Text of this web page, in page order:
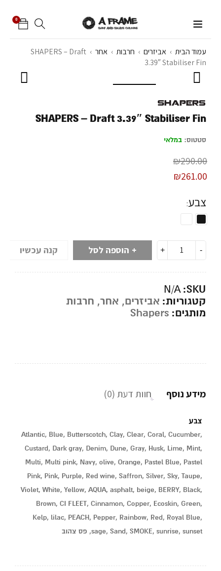
0
עמוד הבית › אביזרים › חרבות › אחר ›
SHAPERS – Draft
3.39″ Stabiliser Fin
SHAPERS – Draft 3.39″ Stabiliser Fin
סטטוס: במלאי
₪290.00
₪261.00
צבע
הוספה לסל קנה עכשיו
SKU:
N/A
קטגוריות: אביזרים, אחר, חרבות
מותגים: Shapers
מידע נוסף חוות דעת (0)
צבע
Atlantic, Blue, Butterscotch, Clay, Clear, Coral, Cucumber,
Custard, Dark gray, Denim, Dune, Gray, Husk, Lime, Mint,
Multi, Multi pink, Navy, olive, Orange, Pastel Blue, Pastel
Pink, Pink, Purple, Red wine, Saffron, Silver, Sky, Taupe,
Violet, White, Yellow, AQUA, asphalt, beige, BERRY, Black,
Brown, CI FLEET, Cinnamon, Copper, Ecoskin, Green,
Kelp, lilac, PEACH, Pepper, Rainbow, Red, Royal Blue,
sage, Sand, SMOKE, sunrise, sunset, פס צהוב